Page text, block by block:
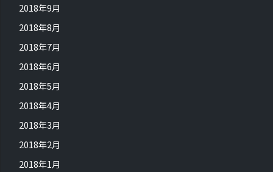
2018年9月
2018年8月
2018年7月
2018年6月
2018年5月
2018年4月
2018年3月
2018年2月
2018年1月